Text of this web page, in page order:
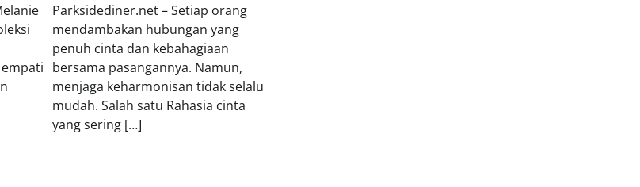
Parksidediner.net – Setiap orang
mendambakan hubungan yang
penuh cinta dan kebahagiaan
bersama pasangannya. Namun,
menjaga keharmonisan tidak selalu
mudah. Salah satu Rahasia cinta
yang sering […]